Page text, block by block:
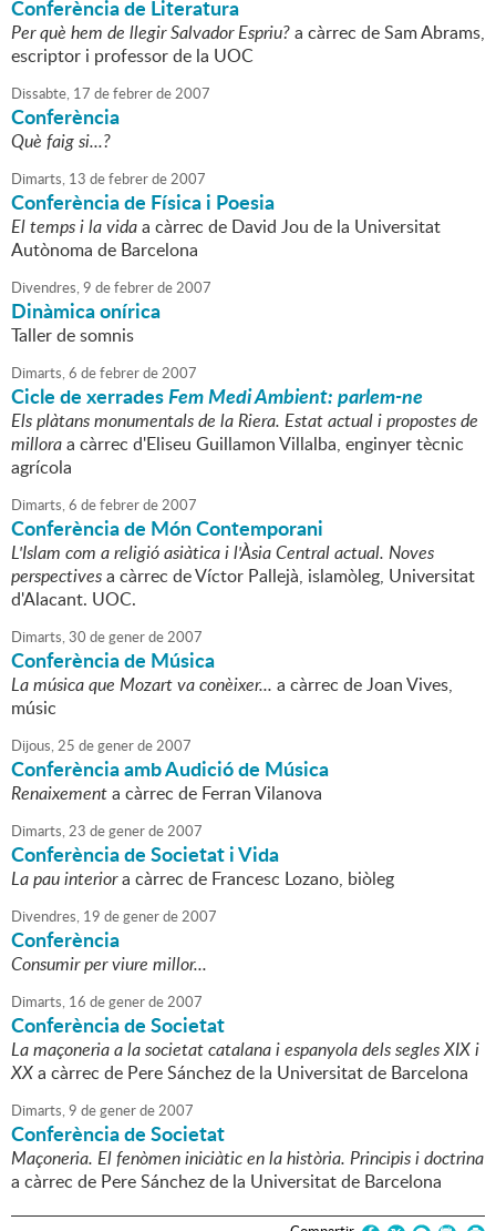
Conferència de Literatura
Per què hem de llegir Salvador Espriu?a càrrec de Sam Abrams,
escriptor i professor de la UOC
Dissabte, 17 defebrerde2007
Conferència
Què faig si...?
Dimarts, 13 defebrerde2007
Conferència de Física i Poesia
El temps i la vidaa càrrec de David Jou de la Universitat
Autònoma de Barcelona
Divendres,9 defebrerde2007
Dinàmica onírica
Taller de somnis
Dimarts,6 defebrerde2007
Cicle de xerradesFem Medi Ambient: parlem-ne
Els plàtans monumentals de la Riera. Estat actual i propostes de
milloraa càrrec d'Eliseu Guillamon Villalba, enginyer tècnic
agrícola
Dimarts,6 defebrerde2007
Conferència de Món Contemporani
L'Islam com a religió asiàtica i l'Àsia Central actual. Noves
perspectivesa càrrec de Víctor Pallejà, islamòleg, Universitat
d'Alacant. UOC.
Dimarts,30 degenerde2007
Conferència de Música
La música que Mozart va conèixer... a càrrec de Joan Vives,
músic
Dijous,25 degenerde2007
Conferència amb Audició de Música
Renaixementa càrrec de Ferran Vilanova
Dimarts,23 degenerde2007
Conferència de Societat i Vida
La pau interiora càrrec de Francesc Lozano, biòleg
Divendres, 19 degenerde2007
Conferència
Consumir per viure millor...
Dimarts, 16 degenerde2007
Conferència de Societat
La maçoneria a la societat catalana i espanyola dels segles XIX i
XXa càrrec de Pere Sánchez de la Universitat de Barcelona
Dimarts,9 degenerde2007
Conferència de Societat
Maçoneria. El fenòmen iniciàtic en la història. Principis i doctrina
a càrrec de Pere Sánchez de la Universitat de Barcelona